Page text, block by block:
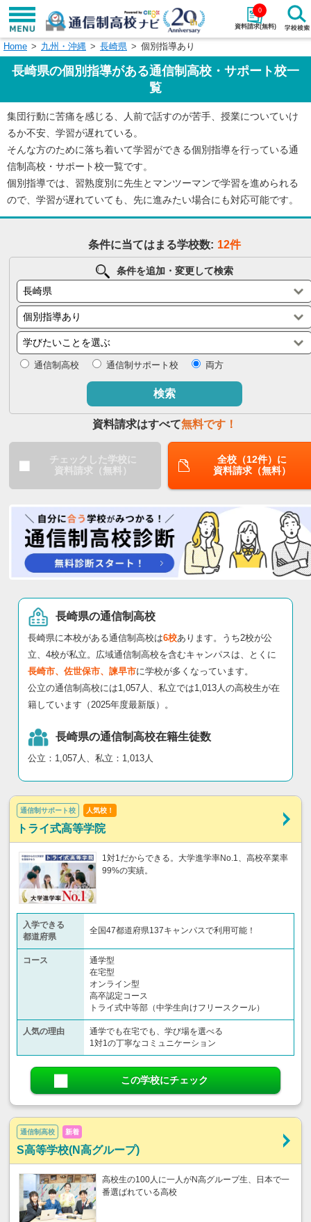
資料請求(無料)
0
学校名で探す
エリアから探す 特徴から探す
エリアを選択して探す
関東 北海道・東北
東海 北陸・甲信越
中国
四国
閉じる
Home 九州・沖縄 長崎県 個別指導あり
長崎県の個別指導がある通信制高校・サポート校一
覧
集団行動に苦痛を感じる、人前で話すのが苦手、授業についていけ
るか不安、学習が遅れている。
そんな方のために落ち着いて学習ができる個別指導を行っている通
信制高校・サポート校一覧です。
個別指導では、習熟度別に先生とマンツーマンで学習を進められる
ので、学習が遅れていても、先に進みたい場合にも対応可能です。
条件に当てはまる学校数: 12件
条件を追加・変更して検索
通信制高校 通信制サポート校 両方
検索
資料請求はすべて無料です！
チェックした学校に
資料請求（無料）
全校（12件）に
資料請求（無料）
長崎県の通信制高校
長崎県に本校がある通信制高校は6校あります。うち2校が公
立、4校が私立。広域通信制高校を含むキャンパスは、とくに
長崎市、佐世保市、諫早市に学校が多くなっています。
公立の通信制高校には1,057人、私立では1,013人の高校生が在
籍しています（2025年度最新版）。
長崎県の通信制高校在籍生徒数
公立：1,057人、私立：1,013人
通信制サポート校 人気校！
トライ式高等学院
1対1だからできる。大学進学率No.1、高校卒業率
99%の実績。
入学できる
都道府県
全国47都道府県137キャンパスで利用可能！
コース
通学型
在宅型
オンライン型
高卒認定コース
トライ式中等部（中学生向けフリースクール）​
人気の理由
通学でも在宅でも、学び場を選べる
1対1の丁寧なコミュニケーション
この学校にチェック
通信制高校 新着
S高等学校(N高グループ)
高校生の100人に一人がN高グループ生、日本で一
番選ばれている高校